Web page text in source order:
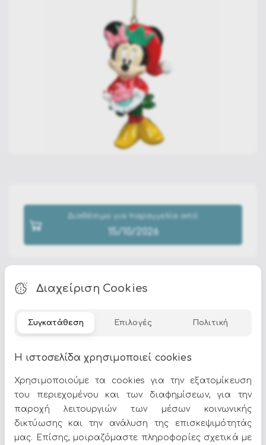
Διαθέσιμο για παραγγελία από:
15/10/2026
Στην κατηγορίαMarvel vs Disney
θα βρείτε επιλεγμένα
κάθε αισθητική και ανάγκη.
Διαχείριση Cookies
Συγκατάθεση Επιλογές Πολιτική
Η ιστοσελίδα χρησιμοποιεί cookies
Χρησιμοποιούμε τα cookies για την εξατομίκευση
του περιεχομένου και των διαφημίσεων, για την
παροχή λειτουργιών των μέσων κοινωνικής
δικτύωσης και την ανάλυση της επισκεψιμότητάς
μας. Επίσης, μοιραζόμαστε πληροφορίες σχετικά με